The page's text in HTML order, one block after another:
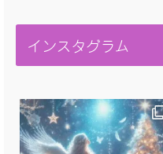
インスタグラム